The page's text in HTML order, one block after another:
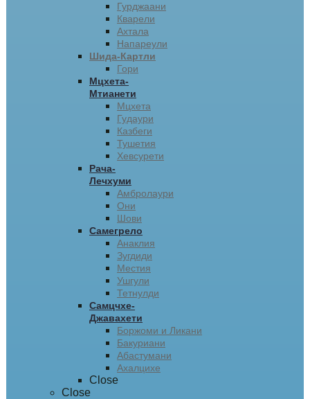
Гурджаани
Кварели
Ахтала
Напареули
Шида-Картли
Гори
Мцхета-
Мтианети
Мцхета
Гудаури
Казбеги
Тушетия
Хевсурети
Рача-
Лечхуми
Амбролаури
Они
Шови
Самегрело
Анаклия
Зугдиди
Местия
Ушгули
Тетнулди
Самцчхе-
Джавахети
Боржоми и Ликани
Бакуриани
Абастумани
Ахалцихе
Close
Close